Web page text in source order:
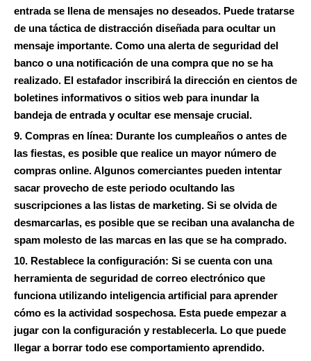
entrada se llena de mensajes no deseados. Puede tratarse
de una táctica de distracción diseñada para ocultar un
mensaje importante. Como una alerta de seguridad del
banco o una notificación de una compra que no se ha
realizado. El estafador inscribirá la dirección en cientos de
boletines informativos o sitios web para inundar la
bandeja de entrada y ocultar ese mensaje crucial.
9. Compras en línea: Durante los cumpleaños o antes de
las fiestas, es posible que realice un mayor número de
compras online. Algunos comerciantes pueden intentar
sacar provecho de este periodo ocultando las
suscripciones a las listas de marketing. Si se olvida de
desmarcarlas, es posible que se reciban una avalancha de
spam molesto de las marcas en las que se ha comprado.
10. Restablece la configuración: Si se cuenta con una
herramienta de seguridad de correo electrónico que
funciona utilizando inteligencia artificial para aprender
cómo es la actividad sospechosa. Esta puede empezar a
jugar con la configuración y restablecerla. Lo que puede
llegar a borrar todo ese comportamiento aprendido.